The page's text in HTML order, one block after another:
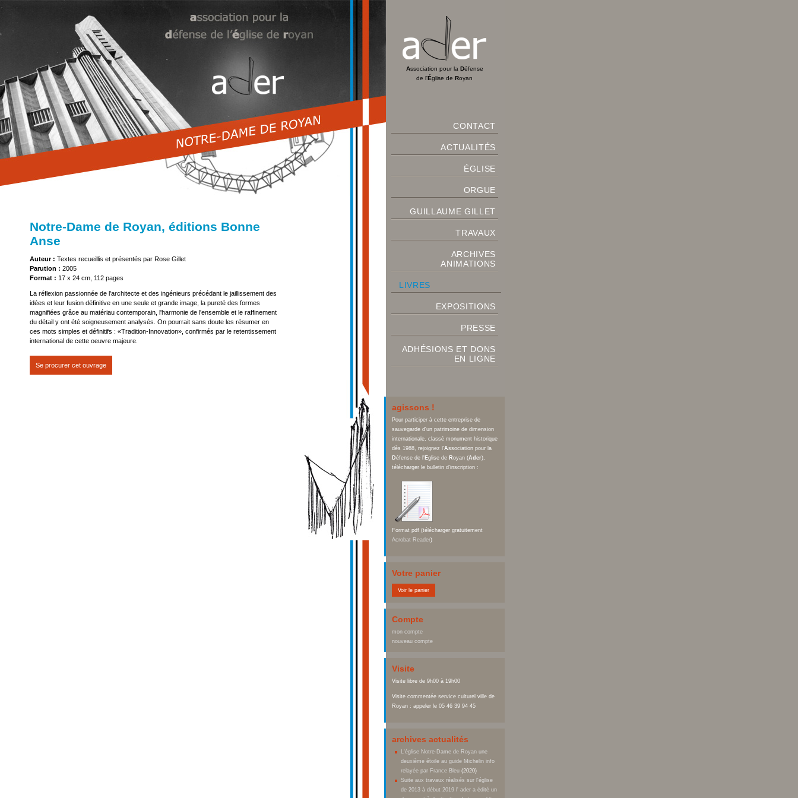
Notre-Dame de Royan, éditions Bonne
Anse
Auteur : Textes recueillis et présentés par Rose Gillet
Parution : 2005
Format : 17 x 24 cm, 112 pages
La réflexion passionnée de l'architecte et des ingénieurs précédant le jaillissement des
idées et leur fusion définitive en une seule et grande image, la pureté des formes
magnifiées grâce au matériau contemporain, l'harmonie de l'ensemble et le raffinement
du détail y ont été soigneusement analysés. On pourrait sans doute les résumer en
ces mots simples et définitifs : «Tradition-Innovation», confirmés par le retentissement
international de cette oeuvre majeure.
Se procurer cet ouvrage
Association pour la Défense
de l'Église de Royan
CONTACT
ACTUALITÉS
ÉGLISE
ORGUE
GUILLAUME GILLET
TRAVAUX
ARCHIVES
ANIMATIONS
LIVRES
EXPOSITIONS
PRESSE
ADHÉSIONS ET DONS
EN LIGNE
agissons !
Pour participer à cette entreprise de
sauvegarde d'un patrimoine de dimension
internationale, classé monument historique
dès 1988, rejoignez l'Association pour la
Défense de l' Eglise de Royan (Ader),
télécharger le bulletin d'inscription :
Format pdf (télécharger gratuitement
Acrobat Reader)
Votre panier
Voir le panier
Compte
mon compte
nouveau compte
Visite
Visite libre de 9h00 à 19h00
Visite commentée service culturel ville de
Royan : appeler le 05 46 39 94 45
archives actualités
L'église Notre-Dame de Royan une
deuxième étoile au guide Michelin info
relayée par France Bleu (2020)
Suite aux travaux réalisés sur l'église
de 2013 à début 2019 l' ader a édité un